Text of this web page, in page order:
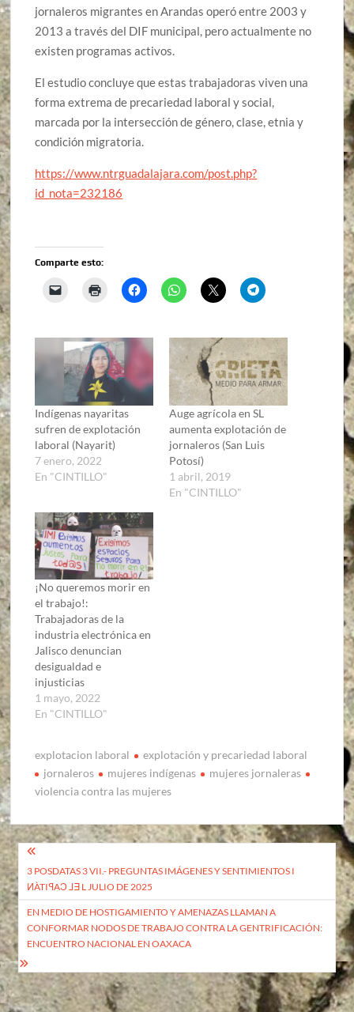
jornaleros migrantes en Arandas operó entre 2003 y
2013 a través del DIF municipal, pero actualmente no
existen programas activos.
El estudio concluye que estas trabajadoras viven una
forma extrema de precariedad laboral y social,
marcada por la intersección de género, clase, etnia y
condición migratoria.
https://www.ntrguadalajara.com/post.php?
id_nota=232186
Comparte esto:
Indígenas nayaritas
sufren de explotación
laboral (Nayarit)
7 enero, 2022
En "CINTILLO"
Auge agrícola en SL
aumenta explotación de
jornaleros (San Luis
Potosí)
1 abril, 2019
En "CINTILLO"
¡No queremos morir en
el trabajo!:
Trabajadoras de la
industria electrónica en
Jalisco denuncian
desigualdad e
injusticias
1 mayo, 2022
En "CINTILLO"
explotacion laboral
explotación y precariedad laboral
jornaleros
mujeres indígenas
mujeres jornaleras
violencia contra las mujeres
Navegación
de
entradas
3 POSDATAS 3 VII.- PREGUNTAS IMÁGENES Y SENTIMIENTOS I
ͶÀTIꟼAƆ ⅃Ǝ L JULIO DE 2025
EN MEDIO DE HOSTIGAMIENTO Y AMENAZAS LLAMAN A
CONFORMAR NODOS DE TRABAJO CONTRA LA GENTRIFICACIÓN:
ENCUENTRO NACIONAL EN OAXACA